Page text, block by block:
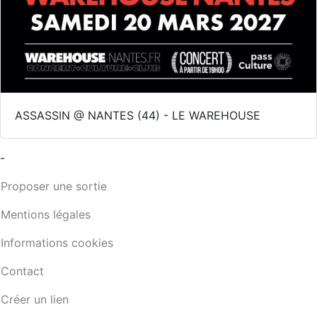
ASSASSIN @ NANTES (44) - LE WAREHOUSE
-
Proposer une sortie
Mentions légales
Informations cookies
Contact
Créer un lien